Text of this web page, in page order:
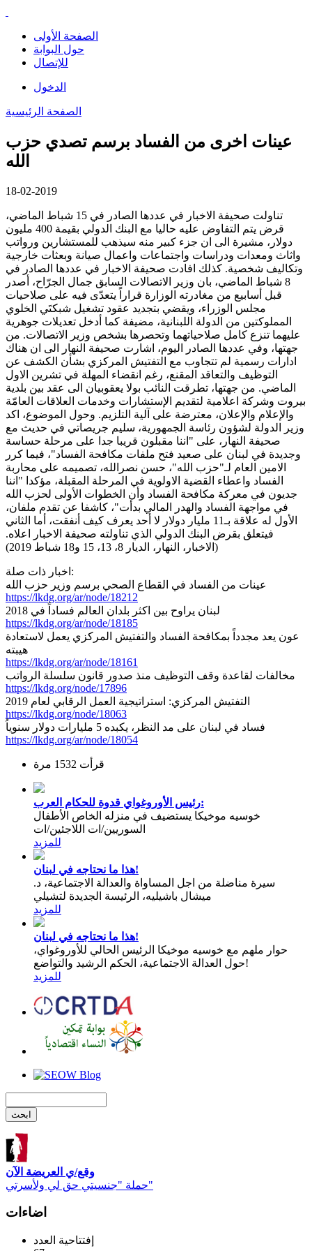
الصفحة الأولى
حول البوابة
للإتصال
الدخول
الصفحة الرئيسية
عينات اخرى من الفساد برسم تصدي حزب
الله
18-02-2019
تناولت صحيفة الاخبار في عددها الصادر في 15 شباط الماضي،
قرض يتم التفاوض عليه حاليا مع البنك الدولي بقيمة 400 مليون
دولار، مشيرة الى ان جزء كبير منه سيذهب للمستشارين ورواتب
واثاث ومعدات ودراسات واجتماعات واعمال صيانة وبعثات خارجية
وتكاليف شخصية. كذلك افادت صحيفة الاخبار في عددها الصادر في
8 شباط الماضي، بان وزير الاتصالات السابق جمال الجرّاح، أصدر
قبل أسابيع من مغادرته الوزارة قراراً يتعدّى فيه على صلاحيات
مجلس الوزراء، ويقضي بتجديد عقود تشغيل شبكتَي الخلوي
المملوكتين من الدولة اللبنانية، مضيفة كما أدخل تعديلات جوهرية
عليهما تنزع كامل صلاحياتهما وتحصرها بشخص وزير الاتصالات. من
جهتها، وفي عددها الصادر اليوم، اشارت صحيفة النهار الى ان هناك
ادارات رسمية لم تتجاوب مع التفتيش المركزي بشأن الكشف عن
التوظيف والتعاقد المقنع، رغم انقضاء المهلة في تشرين الاول
الماضي. من جهتها، تطرقت النائب بولا يعقوبيان الى عقد بين بلدية
بيروت وشركة اعلامية لتقديم الإستشارات وخدمات العلاقات العامّة
والإعلام والإعلان، معترضة على آلية التلزيم. وحول الموضوع، اكد
وزير الدولة لشؤون رئاسة الجمهورية، سليم جريصاتي في حديث مع
صحيفة النهار، على "اننا مقبلون قريبا جدا على مرحلة حساسة
وجديدة في لبنان على صعيد فتح ملفات مكافحة الفساد"، فيما كرر
الامين العام لـ"حزب الله"، حسن نصرالله، تصميمه على محاربة
الفساد واعطاء القضية الاولوية في المرحلة المقبلة، مؤكدا "اننا
جديون في معركة مكافحة الفساد وأن الخطوات الأولى لحزب الله
في مواجهة الفساد والهدر المالي بدأت"، كاشفا عن تقدم ملفان،
الأول له علاقة بـ11 مليار دولار لا أحد يعرف كيف أنفقت، أما الثاني
فيتعلق بقرض البنك الدولي الذي تناولته صحيفة الاخبار اعلاه.
(الاخبار، النهار، الديار 8، 13، 15 و18 شباط 2019)
اخبار ذات صلة:
عينات من الفساد في القطاع الصحي برسم وزير حزب الله
https://lkdg.org/ar/node/18212
لبنان يراوح بين اكثر بلدان العالم فساداً في 2018
https://lkdg.org/ar/node/18185
عون يعد مجدداً بمكافحة الفساد والتفتيش المركزي يعمل لاستعادة
هيبته
https://lkdg.org/ar/node/18161
مخالفات لقاعدة وقف التوظيف منذ صدور قانون سلسلة الرواتب
https://lkdg.org/node/17896
التفتيش المركزي: استراتيجية العمل الرقابي لعام 2019
https://lkdg.org/node/18063
فساد في لبنان على مد النظر، يكبده 5 مليارات دولار سنوياُ
https://lkdg.org/ar/node/18054
قرأت 1532 مرة
رئيس الأوروغواي قدوة للحكام العرب:
خوسيه موخيكا يستضيف في منزله الخاص الأطفال
السوريين/ات اللاجئين/ات
للمزيد
هذا ما نحتاجه في لبنان!
سيرة مناضلة من اجل المساواة والعدالة الاجتماعية، د.
ميشال باشيليه، الرئيسة الجديدة لتشيلي
للمزيد
هذا ما نحتاجه في لبنان!
حوار ملهم مع خوسيه موخيكا الرئيس الحالي للأوروغواي،
حول العدالة الاجتماعية، الحكم الرشيد والتواضع!
للمزيد
وقع/ي العريضة الآن
حملة "جنسيتي حق لي ولأسرتي"
اضاءات
إفتتاحية العدد